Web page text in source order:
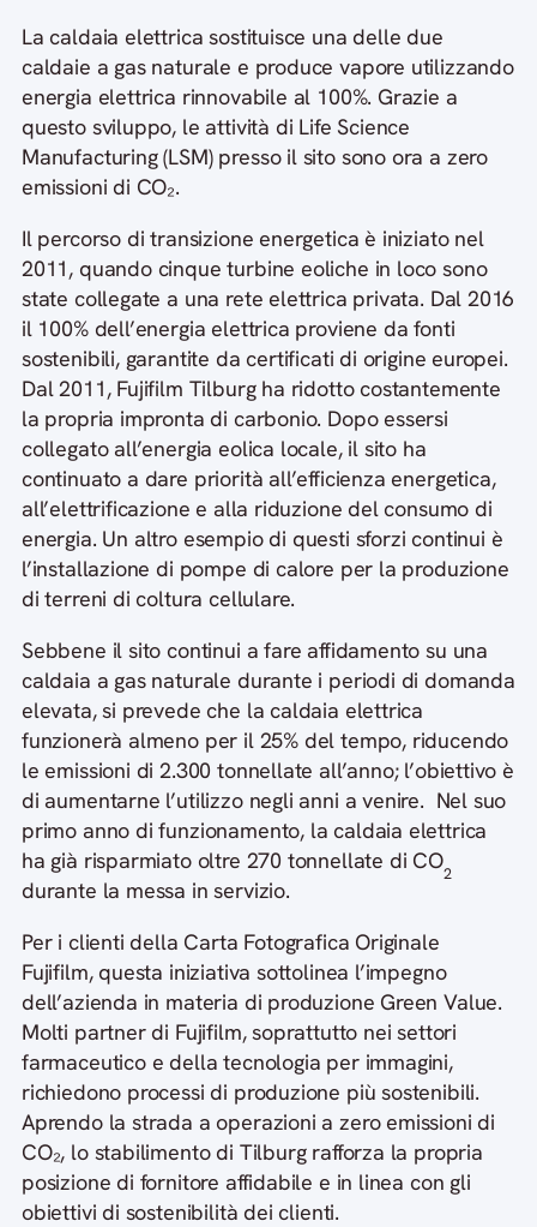
La caldaia elettrica sostituisce una delle due
caldaie a gas naturale e produce vapore utilizzando
energia elettrica rinnovabile al 100%. Grazie a
questo sviluppo, le attività di Life Science
Manufacturing (LSM) presso il sito sono ora a zero
emissioni di CO₂.
Il percorso di transizione energetica è iniziato nel
2011, quando cinque turbine eoliche in loco sono
state collegate a una rete elettrica privata. Dal 2016
il 100% dell’energia elettrica proviene da fonti
sostenibili, garantite da certificati di origine europei.
Dal 2011, Fujifilm Tilburg ha ridotto costantemente
la propria impronta di carbonio. Dopo essersi
collegato all’energia eolica locale, il sito ha
continuato a dare priorità all’efficienza energetica,
all’elettrificazione e alla riduzione del consumo di
energia. Un altro esempio di questi sforzi continui è
l’installazione di pompe di calore per la produzione
di terreni di coltura cellulare.
Sebbene il sito continui a fare affidamento su una
caldaia a gas naturale durante i periodi di domanda
elevata, si prevede che la caldaia elettrica
funzionerà almeno per il 25% del tempo, riducendo
le emissioni di 2.300 tonnellate all’anno; l’obiettivo è
di aumentarne l’utilizzo negli anni a venire. Nel suo
primo anno di funzionamento, la caldaia elettrica
ha già risparmiato oltre 270 tonnellate di CO2
durante la messa in servizio.
Per i clienti della Carta Fotografica Originale
Fujifilm, questa iniziativa sottolinea l’impegno
dell’azienda in materia di produzione Green Value.
Molti partner di Fujifilm, soprattutto nei settori
farmaceutico e della tecnologia per immagini,
richiedono processi di produzione più sostenibili.
Aprendo la strada a operazioni a zero emissioni di
CO₂, lo stabilimento di Tilburg rafforza la propria
posizione di fornitore affidabile e in linea con gli
obiettivi di sostenibilità dei clienti.